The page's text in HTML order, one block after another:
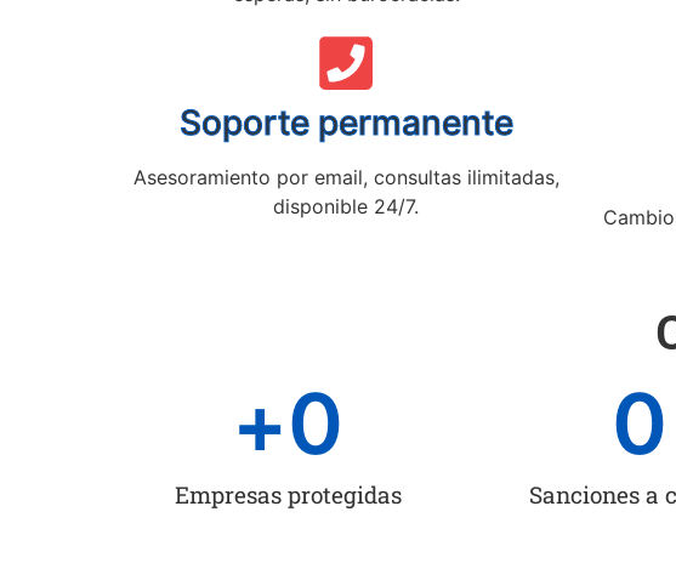
Soporte permanente
Asesoramiento por email, consultas ilimitadas,
disponible 24/7.
Empresas protegidas
+0
Sanciones a
0